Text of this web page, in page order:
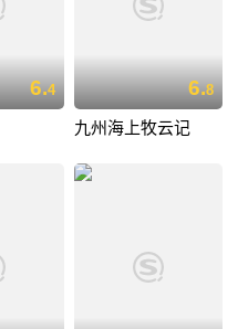
6.4 6.8
九州海上牧云记